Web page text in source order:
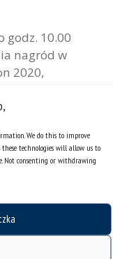
We do this to improve
these technologies will allow us to
Not consenting or withdrawing
godz. 10.00
nagród w
2020,
Polskiego
zrzeszającego
Śląska we
W konkursie